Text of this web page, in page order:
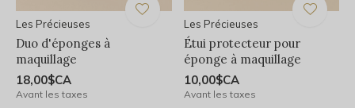
Les Précieuses
Duo d'éponges à
maquillage
18,00$CA
Avant les taxes
Les Précieuses
Étui protecteur pour
éponge à maquillage
10,00$CA
Avant les taxes